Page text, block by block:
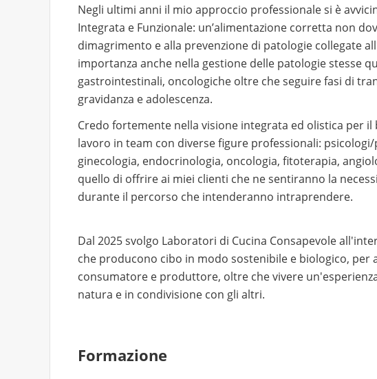
Negli ultimi anni il mio approccio professionale si è
Integrata e Funzionale: un’alimentazione corretta non
dimagrimento e alla prevenzione di patologie collegate
importanza anche nella gestione delle patologie stesse
gastrointestinali, oncologiche oltre che seguire fasi di
gravidanza e adolescenza.
Credo fortemente nella visione integrata ed olistica per il
lavoro in team con diverse figure professionali:
ginecologia, endocrinologia, oncologia, fitoterapia,
quello di offrire ai miei clienti che ne sentiranno la
durante il percorso che intenderanno intraprendere.
Dal 2025 svolgo Laboratori di Cucina Consapevole
che producono cibo in modo sostenibile e biologico, per
consumatore e produttore, oltre che vivere
natura e in condivisione con gli altri.
Formazione